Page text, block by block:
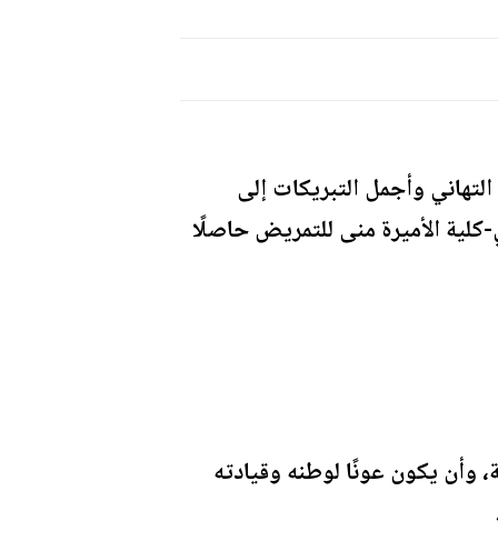
وأجمل التبريكات إلى
الأميرة منى للتمريض حاصلًا
وأن يكون عونًا لوطنه وقيادته